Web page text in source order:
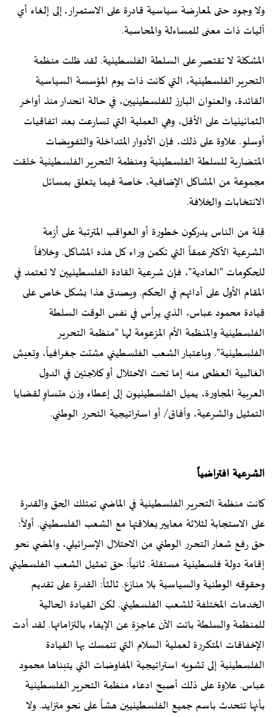
ولا وجود حتى لمعارضة سياسية قادرة على الاستمرار ــ إلى إلغاء أي
آليات ذات معنى للمساءلة والمحاسبة.
المشكلة لا تقتصر على السلطة الفلسطينية. لقد ظلت منظمة
التحرير الفلسطينية، التي كانت ذات يوم المؤسسة السياسية
القائدة، والعنوان البارز للفلسطينيين، في حالة انحدار منذ أواخر
الثمانينيات على الأقل، وهي العملية التي تسارعت بعد اتفاقيات
أوسلو. علاوة على ذلك، فإن الأدوار المتداخلة والتفويضات
المتضاربة للسلطة الفلسطينية ومنظمة التحرير الفلسطينية خلقت
مجموعة من المشاكل الإضافية، خاصة فيما يتعلق بمسائل
الانتخابات والخلافة.
قِلة من الناس يدركون خطورة أو العواقب المترتبة على أزمة
الشرعية الأكثر عمقاً التي تكمن وراء كل هذه المشاكل. وخلافاً
للحكومات "العادية"، فإن شرعية القادة الفلسطينيين لا تعتمد في
المقام الأول على أدائهم في الحكم. ويصدق هذا بشكل خاص على
قيادة محمود عباس، الذي يرأس في نفس الوقت السلطة
الفلسطينية والمنظمة الأم المزعومة لها "منظمة التحرير
الفلسطينية". وباعتبار الشعب الفلسطيني مشتت جغرافياً، وتعيش
الغالبية العظمى منه إما تحت الاحتلال أو كلاجئين في الدول
العربية المجاورة، يميل الفلسطينيون إلى إعطاء وزن متساوٍ لقضايا
التمثيل والشرعية، وآفاق/ أو استراتيجية التحرر الوطني.
الشرعية افتراضياً
كانت منظمة التحرير الفلسطينية في الماضي تمتلك الحق والقدرة
على الاستجابة لثلاثة معايير بعلاقتها مع الشعب الفلسطيني. أولاً:
حق رفع شعار التحرر الوطني من الاحتلال الإسرائيلي، والمضي نحو
إقامة دولة فلسطينية مستقلة. ثانياً: حق تمثيل الشعب الفلسطيني
وحقوقه الوطنية والسياسية بلا منازع. ثالثاً: القدرة على تقديم
الخدمات المختلفة للشعب الفلسطيني. لكن القيادة الحالية
للمنظمة والسلطة باتت الآن عاجزة عن الإيفاء بالتزاماتها. لقد أدت
الإخفاقات المتكررة لعملية السلام التي تتمسك بها القيادة
الفلسطينية إلى تشويه استراتيجية المفاوضات التي يتبناها محمود
عباس. علاوة على ذلك أصبح ادعاء منظمة التحرير الفلسطينية
بأنها تتحدث باسم جميع الفلسطينيين هشاً على نحو متزايد. ولا